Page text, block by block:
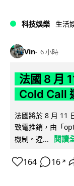
科技娛樂 生活
Vin 6 小時
法國 8 月
Cold Call
法國將於 8 月 11
致電推銷，由「
機制。違...
閱讀
164 16 ↗